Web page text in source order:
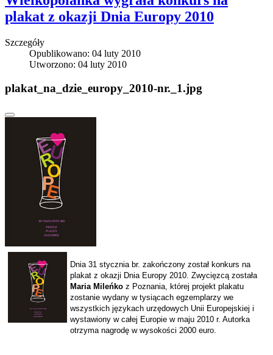
plakat z okazji Dnia Europy 2010
Szczegóły
Opublikowano: 04 luty 2010
Utworzono: 04 luty 2010
plakat_na_dzie_europy_2010-nr._1.jpg
Dnia 31 stycznia br. zakończony został konkurs na
plakat z okazji Dnia Europy 2010. Zwycięzcą została
Maria Mileńko z Poznania, której projekt plakatu
zostanie wydany w tysiącach egzemplarzy we
wszystkich językach urzędowych Unii Europejskiej i
wystawiony w całej Europie w maju 2010 r. Autorka
otrzyma nagrodę w wysokości 2000 euro.